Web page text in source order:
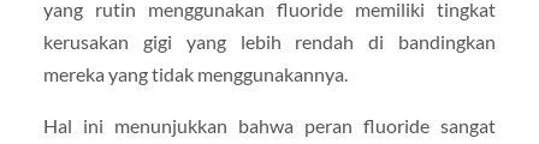
yang rutin menggunakan fluoride memiliki tingkat
kerusakan gigi yang lebih rendah di bandingkan
mereka yang tidak menggunakannya.
Hal ini menunjukkan bahwa peran fluoride sangat